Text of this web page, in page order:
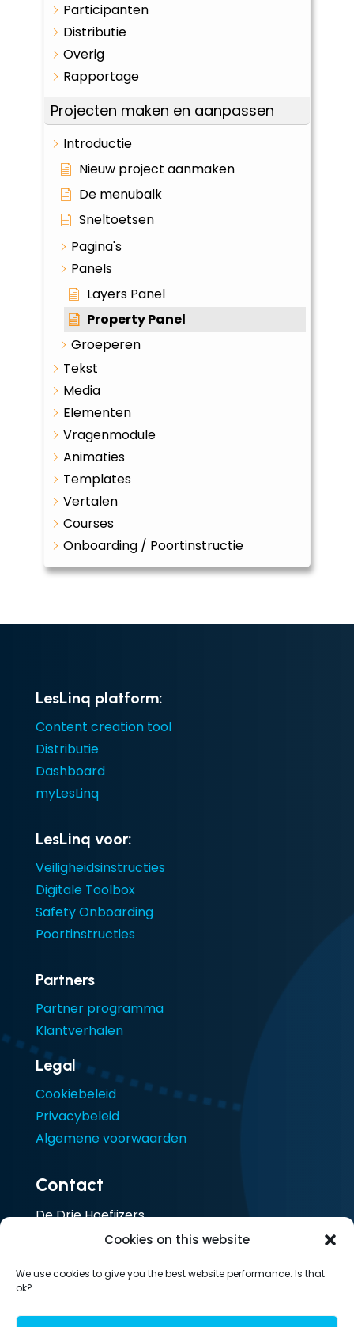
Cookies on this website
We use cookies to give you the best website performance. Is that
ok?
Participanten
Distributie
Overig
Rapportage
Projecten maken en aanpassen
Introductie
Nieuw project aanmaken
De menubalk
Sneltoetsen
Pagina's
Panels
Layers Panel
Property Panel
Groeperen
Tekst
Media
Elementen
Vragenmodule
Animaties
Templates
Vertalen
Courses
Onboarding / Poortinstructie
LesLinq platform:
Content creation tool
Distributie
Dashboard
myLesLinq
LesLinq voor:
Veiligheidsinstructies
Digitale Toolbox
Safety Onboarding
Poortinstructies
Partners
Partner programma
Klantverhalen
Legal
Cookiebeleid
Privacybeleid
Algemene voorwaarden
Contact
De Drie Hoefijzers
Ceresstraat 13
Nederland